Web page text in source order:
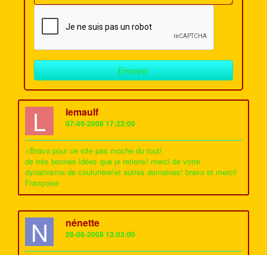
L lemaulf
07-09-2008 17:22:00
<Bravo pour ce site pas moche du tout!
de trés bonnes idées que je retiens! merci de votre
dynamisme de couturière!et autres domaines! bravo et merci!
Françoise
N nénette
28-08-2008 13:03:00